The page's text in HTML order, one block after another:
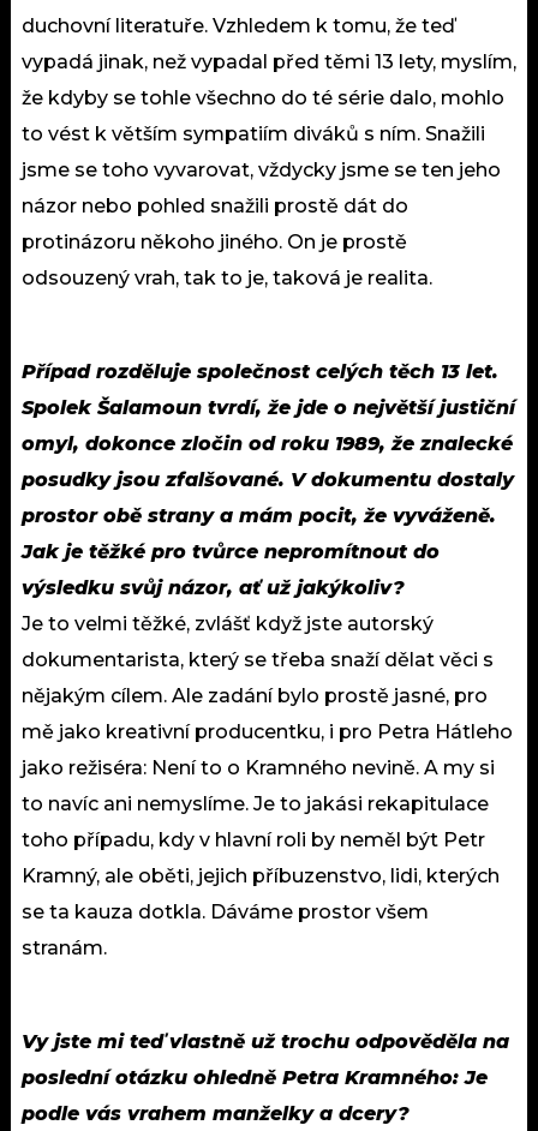
duchovní literatuře. Vzhledem k tomu, že teď
vypadá jinak, než vypadal před těmi 13 lety, myslím,
že kdyby se tohle všechno do té série dalo, mohlo
to vést k větším sympatiím diváků s ním. Snažili
jsme se toho vyvarovat, vždycky jsme se ten jeho
názor nebo pohled snažili prostě dát do
protinázoru někoho jiného. On je prostě
odsouzený vrah, tak to je, taková je realita.
Případ rozděluje společnost celých těch 13 let.
Spolek Šalamoun tvrdí, že jde o největší justiční
omyl, dokonce zločin od roku 1989, že znalecké
posudky jsou zfalšované. V dokumentu dostaly
prostor obě strany a mám pocit, že vyváženě.
Jak je těžké pro tvůrce nepromítnout do
výsledku svůj názor, ať už jakýkoliv?
Je to velmi těžké, zvlášť když jste autorský
dokumentarista, který se třeba snaží dělat věci s
nějakým cílem. Ale zadání bylo prostě jasné, pro
mě jako kreativní producentku, i pro Petra Hátleho
jako režiséra: Není to o Kramného nevině. A my si
to navíc ani nemyslíme. Je to jakási rekapitulace
toho případu, kdy v hlavní roli by neměl být Petr
Kramný, ale oběti, jejich příbuzenstvo, lidi, kterých
se ta kauza dotkla. Dáváme prostor všem
stranám.
Vy jste mi teď vlastně už trochu odpověděla na
poslední otázku ohledně Petra Kramného: Je
podle vás vrahem manželky a dcery?